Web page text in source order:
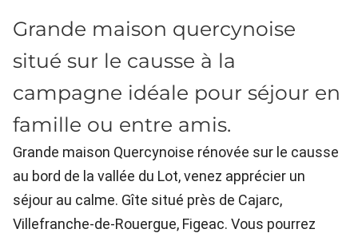
Grande maison quercynoise
situé sur le causse à la
campagne idéale pour séjour en
famille ou entre amis.
Grande maison Quercynoise rénovée sur le causse
au bord de la vallée du Lot, venez apprécier un
séjour au calme. Gîte situé près de Cajarc,
Villefranche-de-Rouergue, Figeac. Vous pourrez